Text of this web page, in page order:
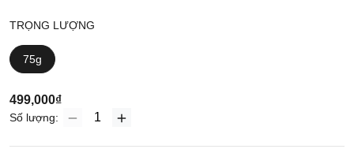
TRỌNG LƯỢNG
75g
499,000₫
Số lượng: